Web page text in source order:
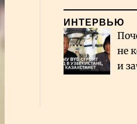
ИНТЕРВЬЮ
не
и